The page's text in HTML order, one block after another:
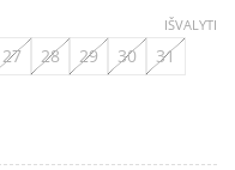
27 28 29 30
31
IŠVALYTI